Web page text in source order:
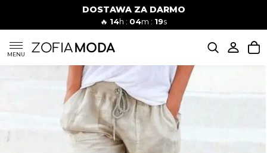
DOSTAWA ZA DARMO
🔥 14h : 04m : 18s
MENU
SUKIENKI